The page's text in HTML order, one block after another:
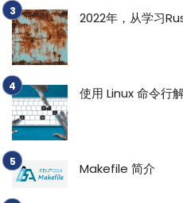
2022年，从学习
使用 Linux 命令行
Makefile 简介